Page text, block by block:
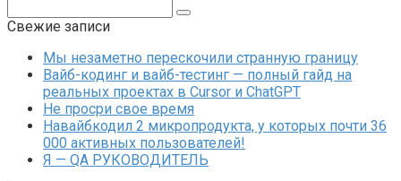
Свежие записи
Мы незаметно перескочили странную границу
Вайб-кодинг и вайб-тестинг — полный гайд на
реальных проектах в Cursor и ChatGPT
Не просри свое время
Навайбкодил 2 микропродукта, у которых почти 36
000 активных пользователей!
Я — QA РУКОВОДИТЕЛЬ